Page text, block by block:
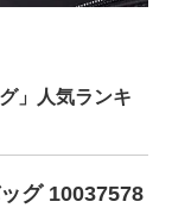
」人気ランキ
グ 10037578